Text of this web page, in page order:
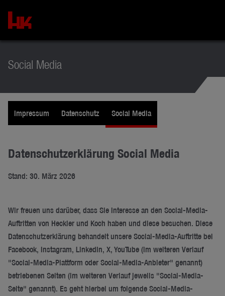
Social Media
Impressum Datenschutz Social Media
Datenschutzerklärung Social Media
Stand: 30. März 2026
Wir freuen uns darüber, dass Sie Interesse an den Social-Media-
Auftritten von Heckler und Koch haben und diese besuchen. Diese
Datenschutzerklärung behandelt unsere Social-Media-Auftritte bei
Facebook, Instagram, LinkedIn, X, YouTube (im weiteren Verlauf
"Social-Media-Plattform oder Social-Media-Anbieter" genannt)
betriebenen Seiten (im weiteren Verlauf jeweils "Social-Media-
Seite" genannt). Es geht hierbei um folgende Social-Media-